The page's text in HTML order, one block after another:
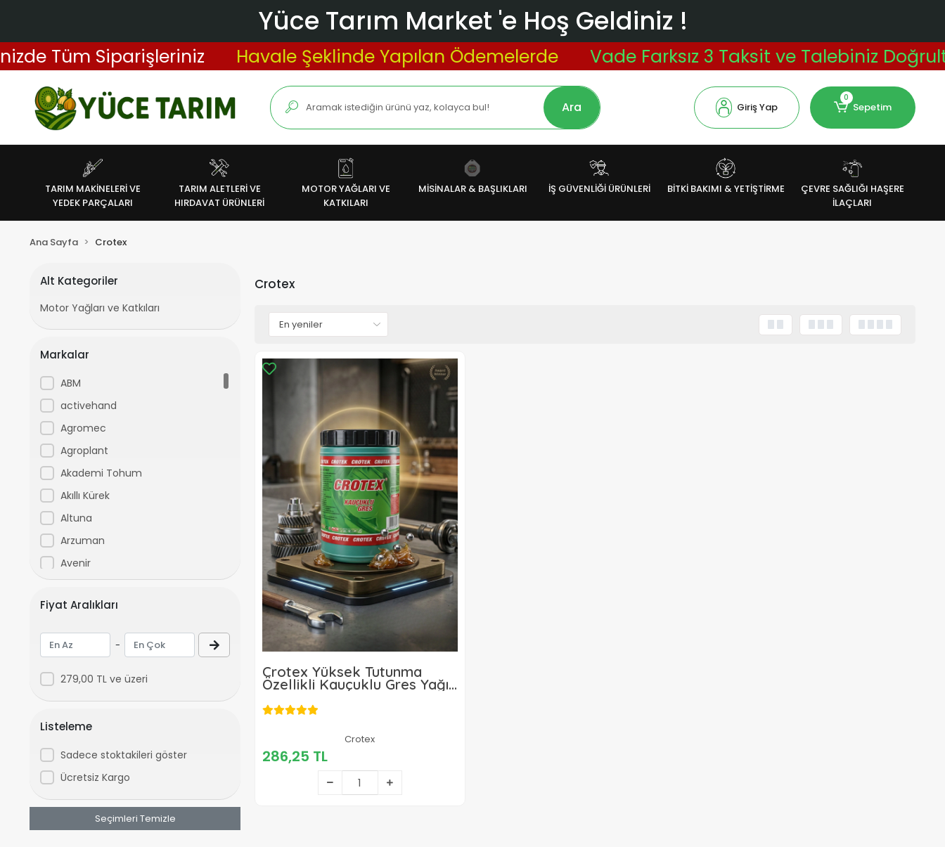
Yüce Tarım Market 'e Hoş Geldiniz !
Tüm Siparişleriniz Havale Şeklinde Yapılan Ödemelerde Vade Farksız 3 Taksit ve Talebiniz
Ara Giriş Yap
0
Sepetim
TARIM MAKİNELERİ VE
YEDEK PARÇALARI
TARIM ALETLERİ VE
HIRDAVAT ÜRÜNLERİ
MOTOR YAĞLARI VE
KATKILARI
MİSİNALAR & BAŞLIKLARI İŞ GÜVENLİĞİ ÜRÜNLERİ BİTKİ BAKIMI & YETİŞTİRME
ÇEVRE SAĞLIĞI HAŞERE
İLAÇLARI
Ana Sayfa Crotex
Alt Kategoriler
Motor Yağları ve Katkıları
Markalar
ABM
activehand
Agromec
Agroplant
Akademi Tohum
Akıllı Kürek
Altuna
Arzuman
Avenir
Bartech
Baugen
BHD
Bion
Bolat
Candem
Çoker
Crotex
Fiyat Aralıkları
-
279,00 TL ve üzeri
Listeleme
Sadece stoktakileri göster
Ücretsiz Kargo
Seçimleri Temizle
Crotex
Crotex Yüksek Tutunma
Özellikli Kauçuklu Gres Yağı
Crotex
286,25 TL
286,25 TL
Sepete Ekle